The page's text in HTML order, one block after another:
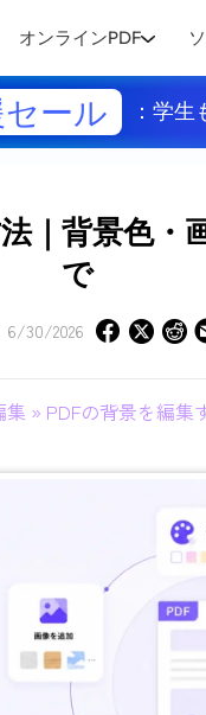
オンラインPDF
ール ：学
｜背景色・
で
6/30/2026
集 » PDFの背景を編集